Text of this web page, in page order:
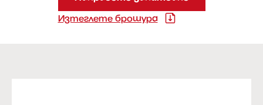
Изтеглете брошура